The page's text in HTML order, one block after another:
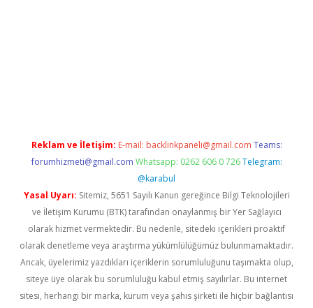
Reklam ve İletişim: E-mail: backlinkpaneli@gmail.com Teams:
forumhizmeti@gmail.com Whatsapp: 0262 606 0 726 Telegram:
@karabul
Yasal Uyarı: Sitemiz, 5651 Sayılı Kanun gereğince Bilgi Teknolojileri
ve İletişim Kurumu (BTK) tarafından onaylanmış bir Yer Sağlayıcı
olarak hizmet vermektedir. Bu nedenle, sitedeki içerikleri proaktif
olarak denetleme veya araştırma yükümlülüğümüz bulunmamaktadır.
Ancak, üyelerimiz yazdıkları içeriklerin sorumluluğunu taşımakta olup,
siteye üye olarak bu sorumluluğu kabul etmiş sayılırlar. Bu internet
sitesi, herhangi bir marka, kurum veya şahıs şirketi ile hiçbir bağlantısı